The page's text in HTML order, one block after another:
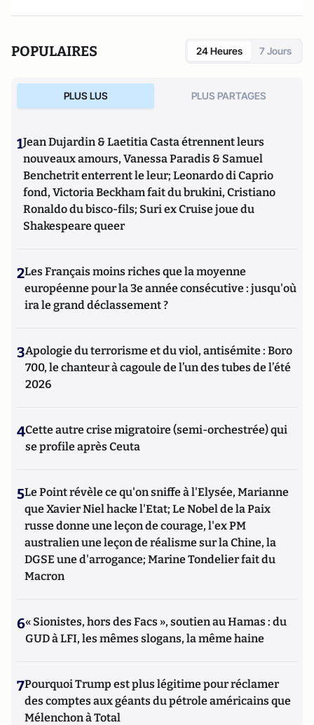
POPULAIRES 24 Heures 7 Jours
PLUS LUS PLUS PARTAGES
1Jean Dujardin & Laetitia Casta étrennent leurs
nouveaux amours, Vanessa Paradis & Samuel
Benchetrit enterrent le leur; Leonardo di Caprio
fond, Victoria Beckham fait du brukini, Cristiano
Ronaldo du bisco-fils; Suri ex Cruise joue du
Shakespeare queer
2Les Français moins riches que la moyenne
européenne pour la 3e année consécutive : jusqu'où
ira le grand déclassement ?
3Apologie du terrorisme et du viol, antisémite : Boro
700, le chanteur à cagoule de l’un des tubes de l’été
2026
4Cette autre crise migratoire (semi-orchestrée) qui
se profile après Ceuta
5Le Point révèle ce qu'on sniffe à l'Elysée, Marianne
que Xavier Niel hacke l'Etat; Le Nobel de la Paix
russe donne une leçon de courage, l'ex PM
australien une leçon de réalisme sur la Chine, la
DGSE une d'arrogance; Marine Tondelier fait du
Macron
6« Sionistes, hors des Facs », soutien au Hamas : du
GUD à LFI, les mêmes slogans, la même haine
7Pourquoi Trump est plus légitime pour réclamer
des comptes aux géants du pétrole américains que
Mélenchon à Total